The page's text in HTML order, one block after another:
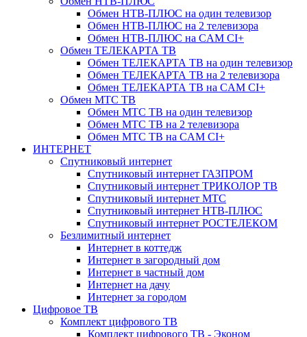
Обмен НТВ-ПЛЮС на один телевизор
Обмен НТВ-ПЛЮС на 2 телевизора
Обмен НТВ-ПЛЮС на CAM CI+
Обмен ТЕЛЕКАРТА ТВ
Обмен ТЕЛЕКАРТА ТВ на один телевизор
Обмен ТЕЛЕКАРТА ТВ на 2 телевизора
Обмен ТЕЛЕКАРТА ТВ на CAM CI+
Обмен МТС ТВ
Обмен МТС ТВ на один телевизор
Обмен МТС ТВ на 2 телевизора
Обмен МТС ТВ на CAM CI+
ИНТЕРНЕТ
Спутниковый интернет
Спутниковый интернет ГАЗПРОМ
Спутниковый интернет ТРИКОЛОР ТВ
Спутниковый интернет МТС
Спутниковый интернет НТВ-ПЛЮС
Спутниковый интернет РОСТЕЛЕКОМ
Безлимитный интернет
Интернет в коттедж
Интернет в загородный дом
Интернет в частный дом
Интернет на дачу
Интернет за городом
Цифровое ТВ
Комплект цифрового ТВ
Комплект цифрового ТВ - Эконом